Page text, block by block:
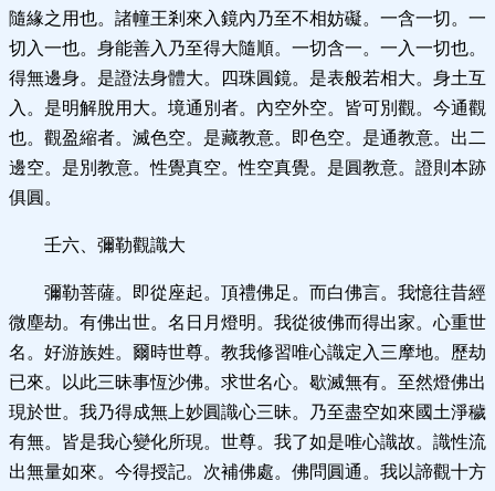
隨緣之用也。諸幢王剎來入鏡內乃至不相妨礙。一含一切。一
切入一也。身能善入乃至得大隨順。一切含一。一入一切也。
得無邊身。是證法身體大。四珠圓鏡。是表般若相大。身土互
入。是明解脫用大。境通別者。內空外空。皆可別觀。今通觀
也。觀盈縮者。滅色空。是藏教意。即色空。是通教意。出二
邊空。是別教意。性覺真空。性空真覺。是圓教意。證則本跡
俱圓。
壬六、彌勒觀識大
彌勒菩薩。即從座起。頂禮佛足。而白佛言。我憶往昔經
微塵劫。有佛出世。名日月燈明。我從彼佛而得出家。心重世
名。好游族姓。爾時世尊。教我修習唯心識定入三摩地。歷劫
已來。以此三昧事恆沙佛。求世名心。歇滅無有。至然燈佛出
現於世。我乃得成無上妙圓識心三昧。乃至盡空如來國土淨穢
有無。皆是我心變化所現。世尊。我了如是唯心識故。識性流
出無量如來。今得授記。次補佛處。佛問圓通。我以諦觀十方